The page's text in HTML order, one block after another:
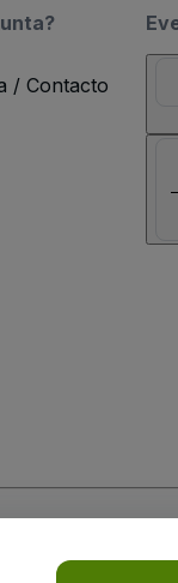
/ Contacto
y de laPolítica de